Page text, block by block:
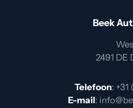
Beek
2491 DE
Telefoon:
E-mail: